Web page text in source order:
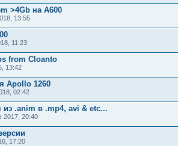
>4Gb на А600
13:55
11:23
from Cloanto
13:42
Apollo 1260
02:42
из .anim в .mp4, avi & etc...
2017, 20:40
17:20